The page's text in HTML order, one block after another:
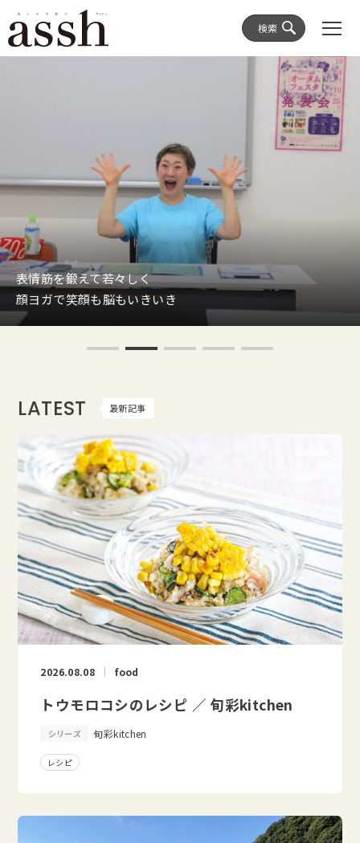
検索
表情筋を鍛えて若々しく
顔ヨガで笑顔も脳もいきいき
LATEST 最新記事
2026.08.08 food
トウモロコシのレシピ ／ 旬彩kitchen
シリーズ 旬彩kitchen
レシピ